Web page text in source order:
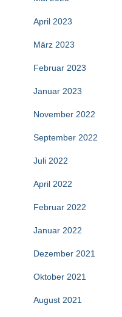
April 2023
März 2023
Februar 2023
Januar 2023
November 2022
September 2022
Juli 2022
April 2022
Februar 2022
Januar 2022
Dezember 2021
Oktober 2021
August 2021